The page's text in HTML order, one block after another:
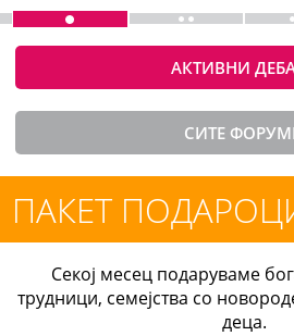
АКТИВНИ
СИТЕ
ПАКЕТ
Секој месец подаруваме
трудници, семејства со
деца.